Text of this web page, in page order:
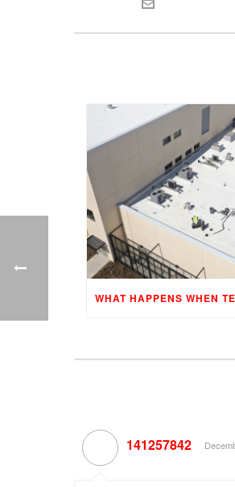
141257842